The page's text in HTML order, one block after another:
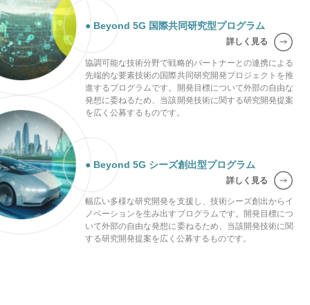
● Beyond 5G 国際共同研究型プログラム
詳しく見る
協調可能な技術分野で戦略的パートナーとの連携による
先端的な要素技術の国際共同研究開発プロジェクトを推
進するプログラムです。開発目標について外部の自由な
発想に委ねるため、当該開発技術に関する研究開発提案
を広く公募するものです。
● Beyond 5G シーズ創出型プログラム
詳しく見る
幅広い多様な研究開発を支援し、技術シーズ創出からイ
ノベーションを生み出すプログラムです。開発目標につ
いて外部の自由な発想に委ねるため、当該開発技術に関
する研究開発提案を広く公募するものです。